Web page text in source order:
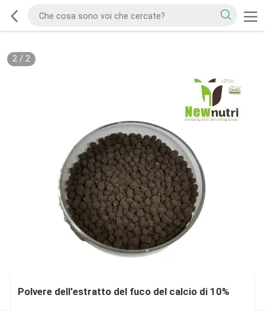
2/ 2
Polvere dell'estratto del fuco del calcio di 10%